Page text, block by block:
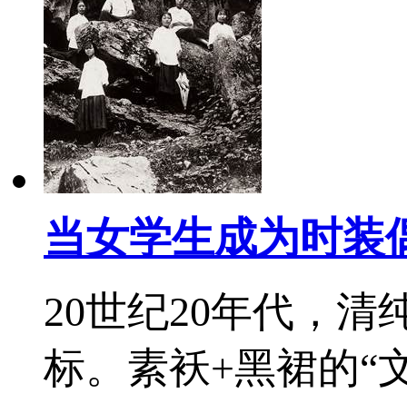
当女学生成为时装
20世纪20年代，清
标。素袄+黑裙的“